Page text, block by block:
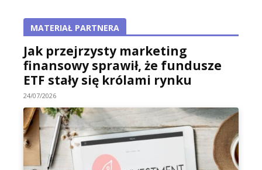
MATERIAŁ PARTNERA
Jak przejrzysty marketing
finansowy sprawił, że fundusze
ETF stały się królami rynku
24/07/2026